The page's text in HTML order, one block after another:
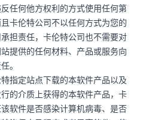
任何他方权利的方式使用任何第
卡伦特公司不以任何方式为您的
担责任，卡伦特公司也不需要对
提供的任何材料、产品或服务向
。
指定站点下载的本软件产品以及
的介质上获得的本软件产品，卡
软件是否感染计算机病毒、是否